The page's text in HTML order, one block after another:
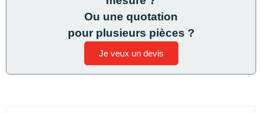
Ou une quotation
pour plusieurs pièces ?
Je veux un devis